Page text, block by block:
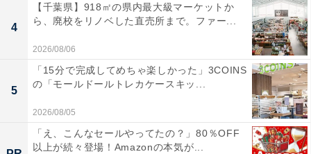
4
【千葉県】918㎡の県内最大級マーケットか
ら、廃校をリノベした直売所まで。ファー...
2026/08/06
5
「15分で完成してめちゃ楽しかった」3COINS
の「モールドールトレカケースキッ...
2026/08/05
「え、こんなセールやってたの？」80％OFF
以上が続々登場！Amazonの本気が...